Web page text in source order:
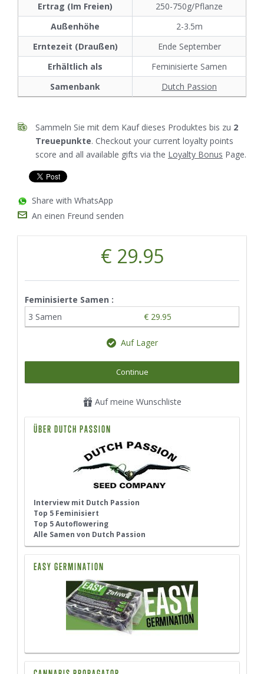
Ertrag (Im Freien)
250-750g/Pflanze
Außenhöhe
2-3.5m
Erntezeit (Draußen)
Ende September
Erhältlich als
Feminisierte Samen
Samenbank
Dutch Passion
Sammeln Sie mit dem Kauf dieses Produktes bis zu 2
Treuepunkte. Checkout your current loyalty points
score and all available gifts via the Loyalty Bonus Page.
Share with WhatsApp
An einen Freund senden
€ 29.95
Feminisierte Samen :
3 Samen
€ 29.95
Auf Lager
Continue
Auf meine Wunschliste
ÜBER DUTCH PASSION
Interview mit Dutch Passion
Top 5 Feminisiert
Top 5 Autoflowering
Alle Samen von Dutch Passion
EASY GERMINATION